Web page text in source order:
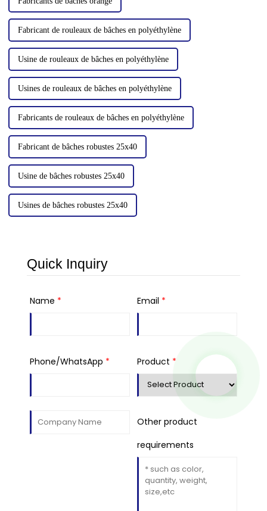
Fabricant de rouleaux de bâches en polyéthylène
Usine de rouleaux de bâches en polyéthylène
Usines de rouleaux de bâches en polyéthylène
Fabricants de rouleaux de bâches en polyéthylène
Fabricant de bâches robustes 25x40
Usine de bâches robustes 25x40
Usines de bâches robustes 25x40
Quick Inquiry
Name * Email *
Phone/WhatsApp * Product *
Other product
requirements